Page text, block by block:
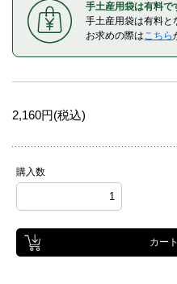
手土産用袋は有料で
手土産用袋は有料と
お求めの際はこちら
2,160円(税込)
購入数